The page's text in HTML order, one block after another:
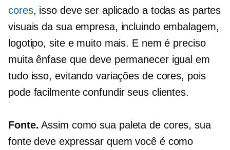
cores, isso deve ser aplicado a todas as partes
visuais da sua empresa, incluindo embalagem,
logotipo, site e muito mais. E nem é preciso
muita ênfase que deve permanecer igual em
tudo isso, evitando variações de cores, pois
pode facilmente confundir seus clientes.
Fonte. Assim como sua paleta de cores, sua
fonte deve expressar quem você é como